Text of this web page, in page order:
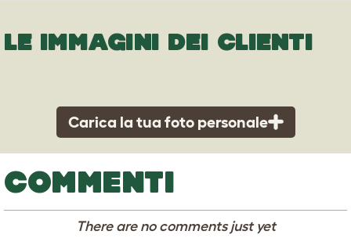
LE IMMAGINI DEI CLIENTI
Carica la tua foto personale
COMMENTI
There are no comments just yet